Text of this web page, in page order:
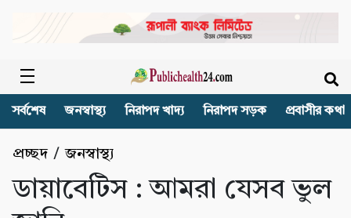
সর্বশেষ জনস্বাস্থ্য নিরাপদ খাদ্য নিরাপদ সড়ক প্রবাসীর কথা
প্রচ্ছদ /জনস্বাস্থ্য
ডায়াবেটিস : আমরা যেসব ভুল